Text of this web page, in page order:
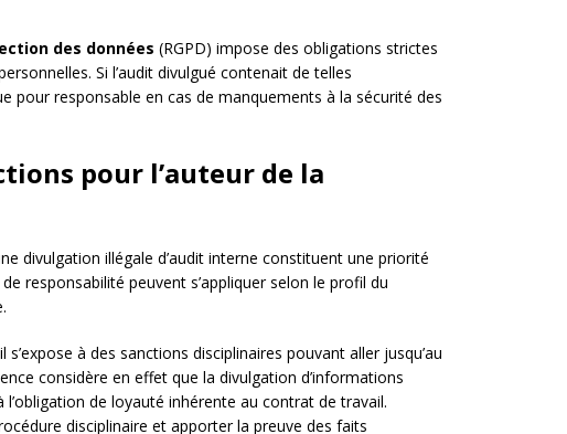
des données (RGPD) impose des obligations strictes
Si l’audit divulgué contenait de telles
pour responsable en cas de manquements à la sécurité des
pour l’auteur de la
divulgation illégale d’audit interne constituent une priorité
responsabilité peuvent s’appliquer selon le profil du
s’expose à des sanctions disciplinaires pouvant aller jusqu’au
considère en effet que la divulgation d’informations
de loyauté inhérente au contrat de travail.
disciplinaire et apporter la preuve des faits